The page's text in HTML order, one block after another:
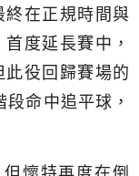
在正規時間與
度延長賽中，
役回歸賽場的
命中追平球，